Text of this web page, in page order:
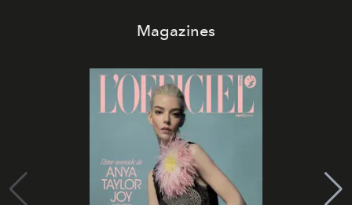
Magazines